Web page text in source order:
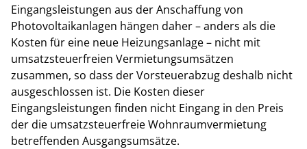
Eingangsleistungen aus der Anschaffung von
Photovoltaikanlagen hängen daher – anders als die
Kosten für eine neue Heizungsanlage – nicht mit
umsatzsteuerfreien Vermietungsumsätzen
zusammen, so dass der Vorsteuerabzug deshalb nicht
ausgeschlossen ist. Die Kosten dieser
Eingangsleistungen finden nicht Eingang in den Preis
der die umsatzsteuerfreie Wohnraumvermietung
betreffenden Ausgangsumsätze.